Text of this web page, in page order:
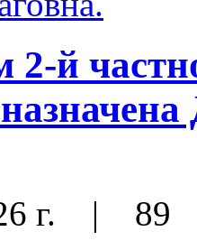
2-й
г. | 89